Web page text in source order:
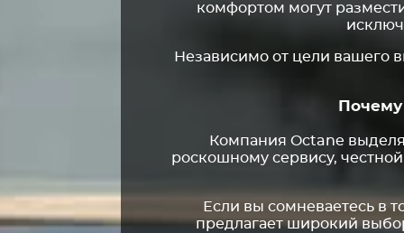
комфортом могут
Независимо от цели вашего
Компания Octane
роскошному сервису,
Если вы сомневаетесь в
предлагает широкий